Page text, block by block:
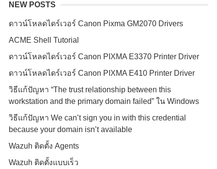
NEW POSTS
ดาวน์โหลดไดร์เวอร์ Canon Pixma GM2070 Drivers
ACME Shell Tutorial
ดาวน์โหลดไดร์เวอร์ Canon PIXMA E3370 Printer Driver
ดาวน์โหลดไดร์เวอร์ Canon PIXMA E410 Printer Driver
วิธีแก้ปัญหา “The trust relationship between this
workstation and the primary domain failed” ใน Windows
วิธีแก้ปัญหา We can’t sign you in with this credential
because your domain isn’t available
Wazuh ติดตั้ง Agents
Wazuh ติดตั้งแบบเร็ว